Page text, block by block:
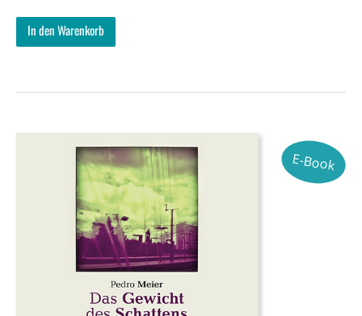
In den Warenkorb
E-Book